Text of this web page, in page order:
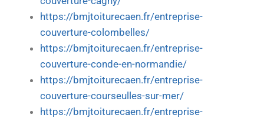
https://bmjtoiturecaen.fr/entreprise-
couverture-colombelles/
https://bmjtoiturecaen.fr/entreprise-
couverture-conde-en-normandie/
https://bmjtoiturecaen.fr/entreprise-
couverture-courseulles-sur-mer/
https://bmjtoiturecaen.fr/entreprise-